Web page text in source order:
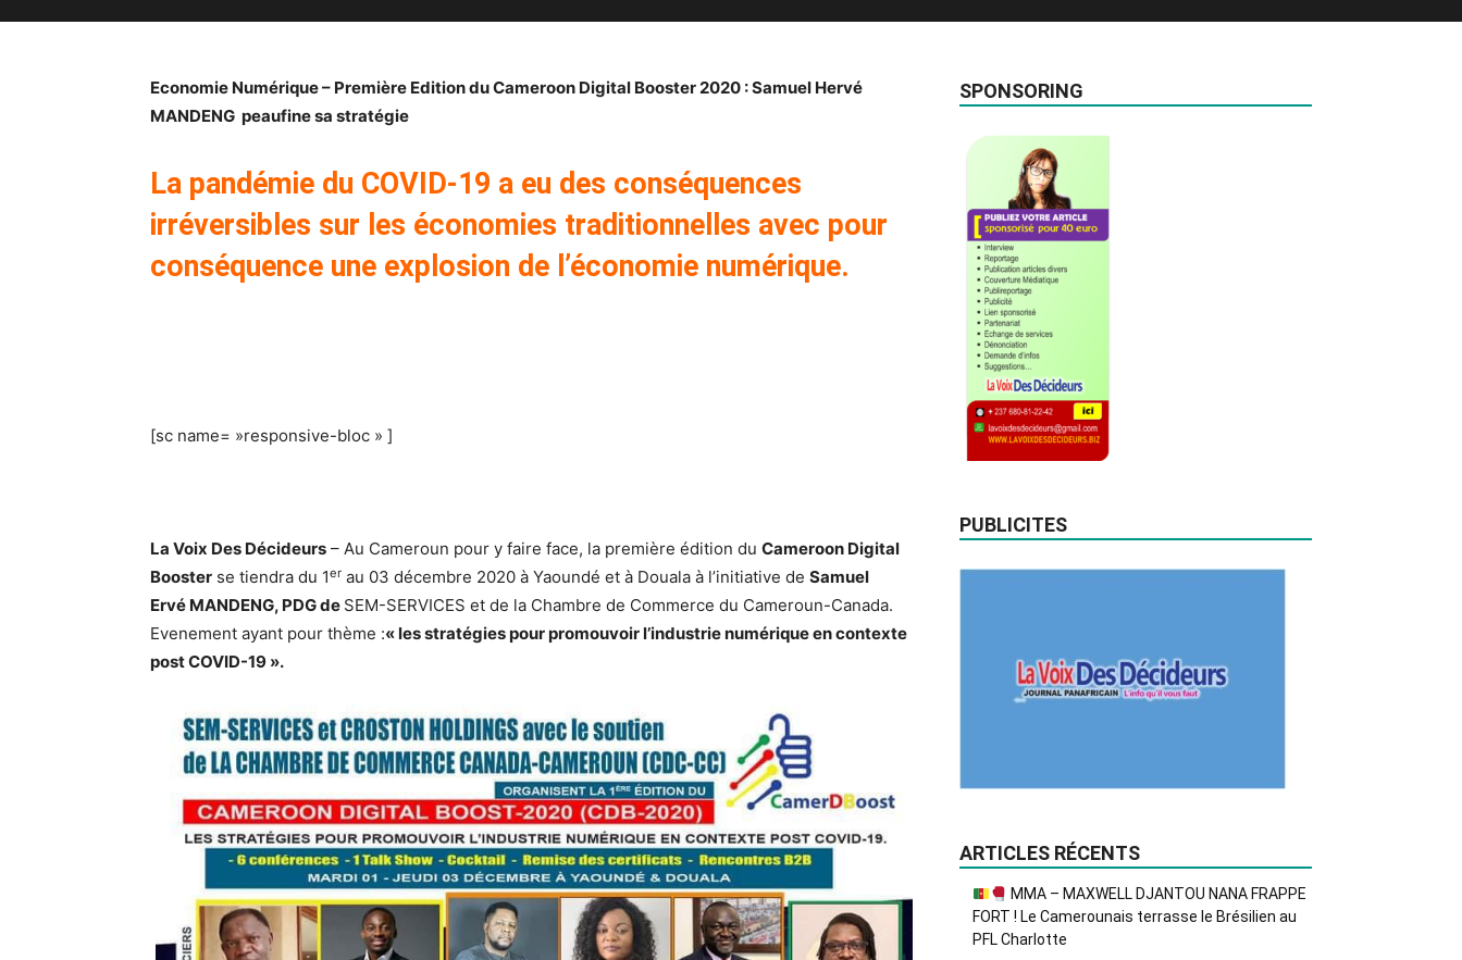
Economie Numérique – Première Edition du Cameroon Digital Booster 2020 : Samuel Hervé
MANDENG peaufine sa stratégie
La pandémie du COVID-19 a eu des conséquences
irréversibles sur les économies traditionnelles avec pour
conséquence une explosion de l’économie numérique.
[sc name= »responsive-bloc » ]
La Voix Des Décideurs – Au Cameroun pour y faire face, la première édition du Cameroon Digital
Booster se tiendra du 1er au 03 décembre 2020 à Yaoundé et à Douala à l’initiative de Samuel
Ervé MANDENG, PDG de SEM-SERVICES et de la Chambre de Commerce du Cameroun-Canada.
Evenement ayant pour thème :« les stratégies pour promouvoir l’industrie numérique en contexte
post COVID-19 ».
SPONSORING
PUBLICITES
ARTICLES RÉCENTS
MMA – MAXWELL DJANTOU NANA FRAPPE
FORT ! Le Camerounais terrasse le Brésilien au
PFL Charlotte